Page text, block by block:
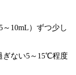
～10mL）ずつ少し
ぎない5～15℃程度